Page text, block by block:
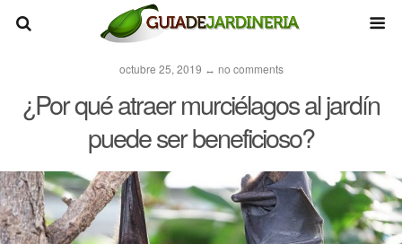
octubre 25, 2019 ↔ no comments
¿Por qué atraer murciélagos al jardín
puede ser beneficioso?